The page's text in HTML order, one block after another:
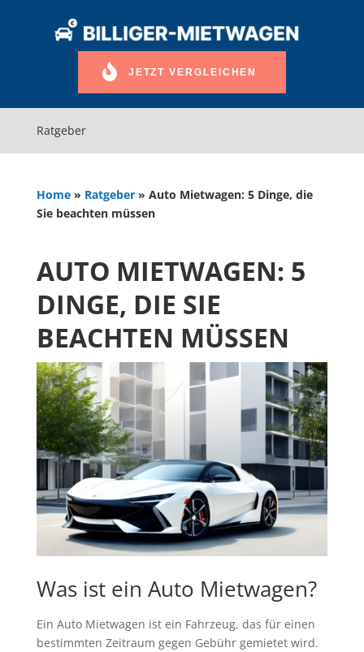
JETZT VERGLEICHEN
Ratgeber
Home» Ratgeber» Auto Mietwagen: 5 Dinge, die
Sie beachten müssen
AUTO MIETWAGEN: 5
DINGE, DIE SIE
BEACHTEN MÜSSEN
Was ist ein Auto Mietwagen?
Ein Auto Mietwagen ist ein Fahrzeug, das für einen
bestimmten Zeitraum gegen Gebühr gemietet wird.